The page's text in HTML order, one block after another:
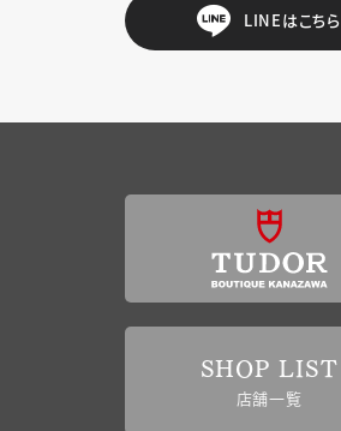
LINEはこちら
SHOP LIST
店舗一覧